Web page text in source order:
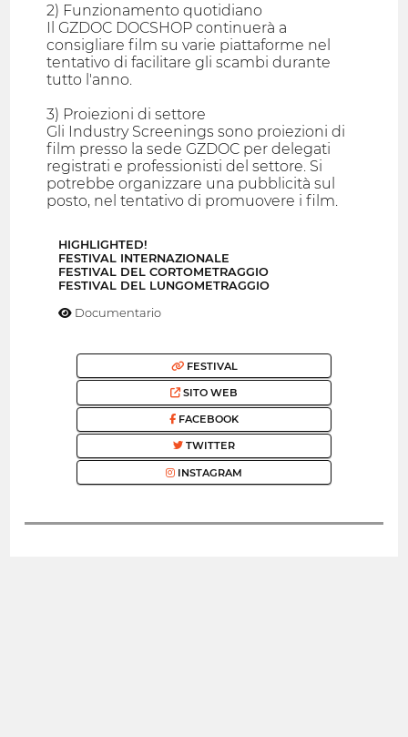
2) Funzionamento quotidiano
Il GZDOC DOCSHOP continuerà a
consigliare film su varie piattaforme nel
tentativo di facilitare gli scambi durante
tutto l'anno.
3) Proiezioni di settore
Gli Industry Screenings sono proiezioni di
film presso la sede GZDOC per delegati
registrati e professionisti del settore. Si
potrebbe organizzare una pubblicità sul
posto, nel tentativo di promuovere i film.
HIGHLIGHTED!
FESTIVAL INTERNAZIONALE
FESTIVAL DEL CORTOMETRAGGIO
FESTIVAL DEL LUNGOMETRAGGIO
Documentario
FESTIVAL
SITO WEB
FACEBOOK
TWITTER
INSTAGRAM